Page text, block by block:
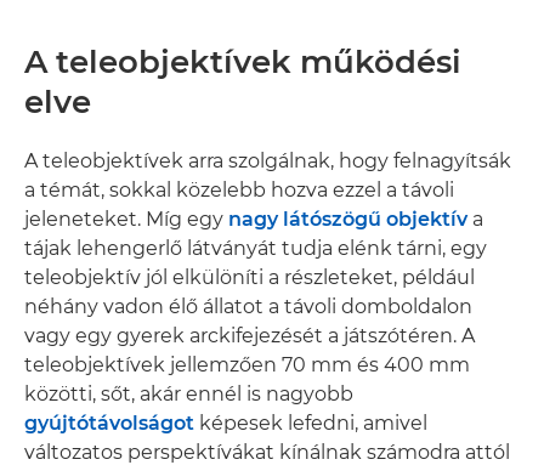
A teleobjektívek működési
elve
A teleobjektívek arra szolgálnak, hogy felnagyítsák
a témát, sokkal közelebb hozva ezzel a távoli
jeleneteket. Míg egy nagy látószögű objektíva
tájak lehengerlő látványát tudja elénk tárni, egy
teleobjektív jól elkülöníti a részleteket, például
néhány vadon élő állatot a távoli domboldalon
vagy egy gyerek arckifejezését a játszótéren. A
teleobjektívek jellemzően 70 mm és 400 mm
közötti, sőt, akár ennél is nagyobb
gyújtótávolságot képesek lefedni, amivel
változatos perspektívákat kínálnak számodra attól